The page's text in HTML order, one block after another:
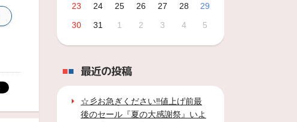
23
24 25 26 27 28
29
30
31 1 2 3 4 5
最近の投稿
☆彡お急ぎください‼値上げ前最
後のセール『夏の大感謝祭』いよ